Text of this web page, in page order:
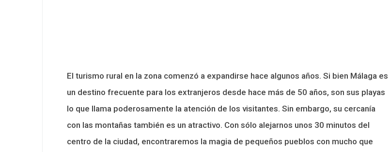
El turismo rural en la zona comenzó a expandirse hace algunos años. Si bien Málaga es
un destino frecuente para los extranjeros desde hace más de 50 años, son sus playas
lo que llama poderosamente la atención de los visitantes. Sin embargo, su cercanía
con las montañas también es un atractivo. Con sólo alejarnos unos 30 minutos del
centro de la ciudad, encontraremos la magia de pequeños pueblos con mucho que